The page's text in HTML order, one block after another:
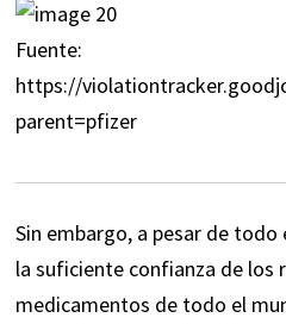
Fuente:
https://
parent=pfizer
Sin embargo, a pesar de
la suficiente confianza de los
medicamentos de todo el